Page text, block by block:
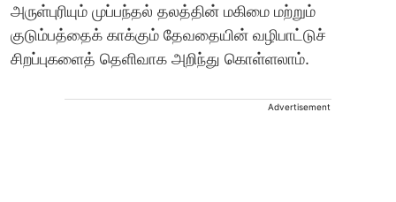
அருள்புரியும் முப்பந்தல் தலத்தின் மகிமை மற்றும்
குடும்பத்தைக் காக்கும் தேவதையின் வழிபாட்டுச்
சிறப்புகளைத் தெளிவாக அறிந்து கொள்ளலாம்.
Advertisement